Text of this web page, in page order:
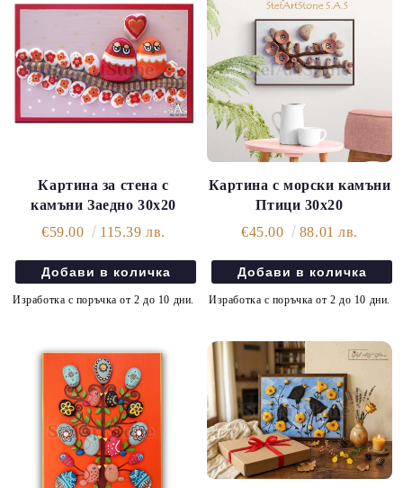
Картина за стена с
камъни Заедно 30х20
€59.00
115.39 лв.
Изработка с поръчка от 2 до 10 дни.
Картина с морски камъни
Птици 30х20
€45.00
88.01 лв.
Изработка с поръчка от 2 до 10 дни.